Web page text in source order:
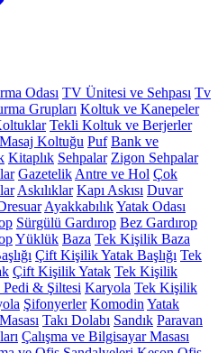
Odası TV Ünitesi ve Sehpası Tv
Grupları Koltuk ve Kanepeler
Tekli Koltuk ve Berjerler
Masaj Koltuğu Puf Bank ve
Kitaplık Sehpalar Zigon Sehpalar
Gazetelik Antre ve Hol Çok
Askılıklar Kapı Askısı Duvar
AyakkabılıkYatak Odası
Sürgülü Gardırop Bez Gardırop
Yüklük Baza Tek Kişilik Baza
Çift Kişilik Yatak Başlığı Tek
Çift Kişilik Yatak Tek Kişilik
Pedi & Şiltesi Karyola Tek Kişilik
Şifonyerler Komodin Yatak
Takı Dolabı Sandık Paravan
Çalışma ve Bilgisayar Masası